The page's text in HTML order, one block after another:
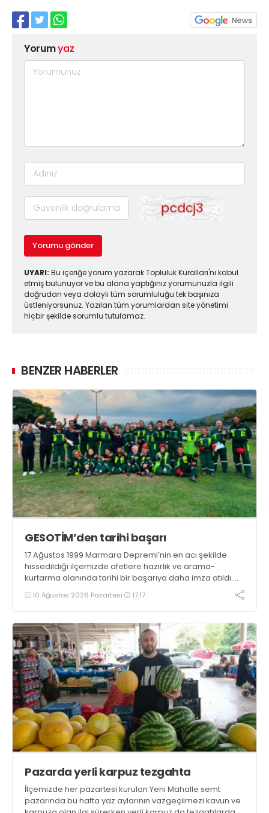
Yorumyaz
Yorumu gönder
UYARI: Bu içeriğe yorum yazarak Topluluk Kuralları'nı kabul
etmiş bulunuyor ve bu alana yaptığınız yorumunuzla ilgili
doğrudan veya dolaylı tüm sorumluluğu tek başınıza
üstleniyorsunuz. Yazılan tüm yorumlardan site yönetimi
hiçbir şekilde sorumlu tutulamaz.
BENZER HABERLER
GESOTİM’den tarihi başarı
17 Ağustos 1999 Marmara Depremi’nin en acı şekilde
hissedildiği ilçemizde afetlere hazırlık ve arama-
kurtarma alanında tarihi bir başarıya daha imza atıldı.
Gölcük Arama Kurtarma Derneği (GESOTİM),
bünyesindeki 4. arama-kurtarma ekibinin akreditasyon
10 Ağustos 2026 Pazartesi 17:17
Pazarda yerli karpuz tezgahta
İlçemizde her pazartesi kurulan Yeni Mahalle semt
pazarında bu hafta yaz aylarının vazgeçilmezi kavun ve